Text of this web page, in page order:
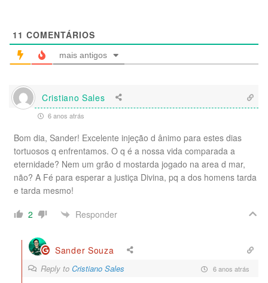
11 COMENTÁRIOS
mais antigos
Cristiano Sales
6 anos atrás
Bom dia, Sander! Excelente injeção d ânimo para estes dias
tortuosos q enfrentamos. O q é a nossa vida comparada a
eternidade? Nem um grão d mostarda jogado na area d mar,
não? A Fé para esperar a justiça Divina, pq a dos homens tarda
e tarda mesmo!
2
Responder
Sander Souza
Reply to Cristiano Sales 6 anos atrás